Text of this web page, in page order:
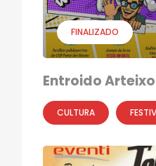
FINALIZADO
Entroido
CULTURA